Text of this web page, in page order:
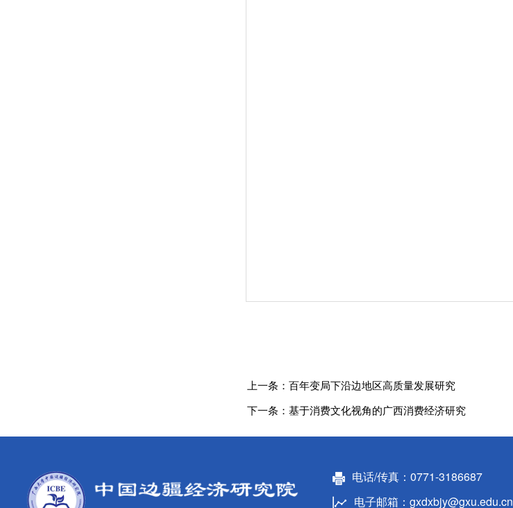
上一条： 百年变局下沿边地区高质量发展研究
下一条： 基于消费文化视角的广西消费经济研究
电话/传真：0771-3186687
电子邮箱：gxdxbjy@gxu.edu.cn